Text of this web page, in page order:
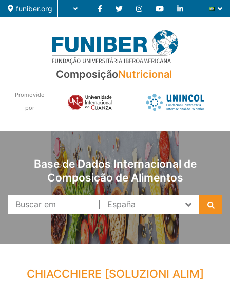
funiber.org
Pesquisa
ComposiçãoNutricional
Promovido
por
Base de Dados Internacional de
Composição de Alimentos
CHIACCHIERE [SOLUZIONI ALIM]